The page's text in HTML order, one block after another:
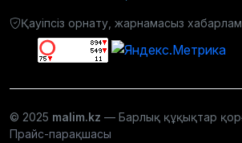
Қауіпсіз орнату, жарнамасыз
© 2025 malim.kz — Барлық құқықтар
Прайс-парақшасы